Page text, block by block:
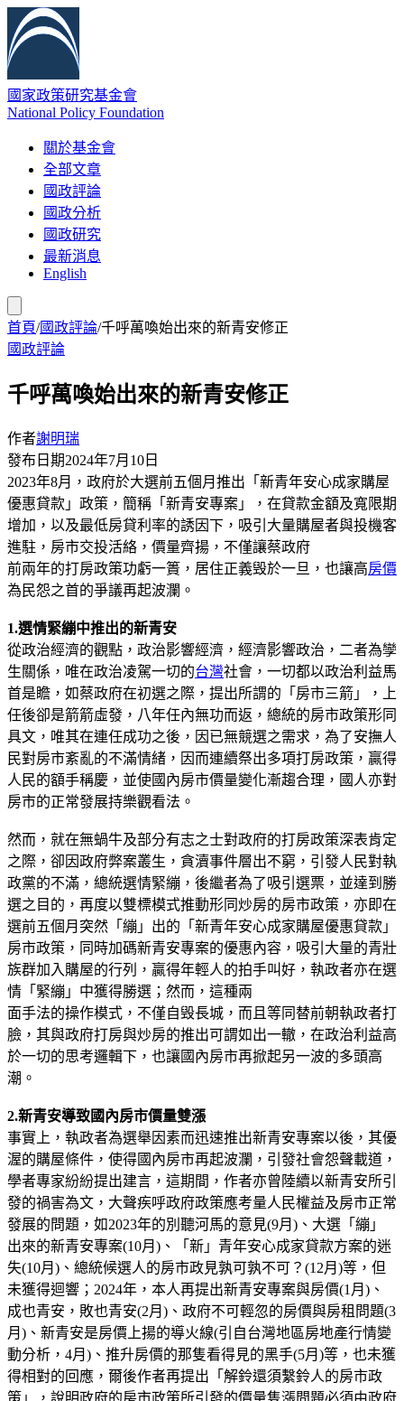
國家政策研究基金會
National Policy Foundation
關於基金會
全部文章
國政評論
國政分析
國政研究
最新消息
English
首頁/國政評論/千呼萬喚始出來的新青安修正
國政評論
千呼萬喚始出來的新青安修正
作者謝明瑞
發布日期2024年7月10日
2023年8月，政府於大選前五個月推出「新青年安心成家購屋
優惠貸款」政策，簡稱「新青安專案」，在貸款金額及寬限期
增加，以及最低房貸利率的誘因下，吸引大量購屋者與投機客
進駐，房市交投活絡，價量齊揚，不僅讓蔡政府
前兩年的打房政策功虧一簣，居住正義毁於一旦，也讓高房價
為民怨之首的爭議再起波瀾。
1.選情緊繃中推出的新青安
從政治經濟的觀點，政治影響經濟，經濟影響政治，二者為孿
生關係，唯在政治凌駕一切的台灣社會，一切都以政治利益馬
首是瞻，如蔡政府在初選之際，提出所謂的「房市三箭」，上
任後卻是箭箭虛發，八年任內無功而返，總統的房市政策形同
具文，唯其在連任成功之後，因已無競選之需求，為了安撫人
民對房市紊亂的不滿情緒，因而連續祭出多項打房政策，贏得
人民的額手稱慶，並使國內房市價量變化漸趨合理，國人亦對
房市的正常發展持樂觀看法。
然而，就在無蝸牛及部分有志之士對政府的打房政策深表肯定
之際，卻因政府弊案叢生，貪瀆事件層出不窮，引發人民對執
政黨的不滿，總統選情緊繃，後繼者為了吸引選票，並達到勝
選之目的，再度以雙標模式推動形同炒房的房市政策，亦即在
選前五個月突然「繃」出的「新青年安心成家購屋優惠貸款」
房市政策，同時加碼新青安專案的優惠內容，吸引大量的青壯
族群加入購屋的行列，贏得年輕人的拍手叫好，執政者亦在選
情「緊繃」中獲得勝選；然而，這種兩
面手法的操作模式，不僅自毁長城，而且等同替前朝執政者打
臉，其與政府打房與炒房的推出可謂如出一轍，在政治利益高
於一切的思考邏輯下，也讓國內房市再掀起另一波的多頭高
潮。
2.新青安導致國內房市價量雙漲
事實上，執政者為選舉因素而迅速推出新青安專案以後，其優
渥的購屋條件，使得國內房市再起波瀾，引發社會怨聲載道，
學者專家紛紛提出建言，這期間，作者亦曾陸續以新青安所引
發的禍害為文，大聲疾呼政府政策應考量人民權益及房市正常
發展的問題，如2023年的別聽河馬的意見(9月)、大選「繃」
出來的新青安專案(10月)、「新」青年安心成家貸款方案的迷
失(10月)、總統候選人的房市政見孰可孰不可？(12月)等，但
未獲得迴響；2024年，本人再提出新青安專案與房價(1月)、
成也青安，敗也青安(2月)、政府不可輕忽的房價與房租問題(3
月)、新青安是房價上揚的導火線(引自台灣地區房地產行情變
動分析，4月)、推升房價的那隻看得見的黑手(5月)等，也未獲
得相對的回應，爾後作者再提出「解鈴還須繫鈴人的房市政
策」，說明政府的房市政策所引發的價量隻漲問題必須由政府